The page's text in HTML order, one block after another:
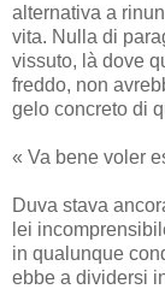
alternativa a
vita. Nulla di
vissuto, là dove
freddo, non
gelo concreto di
« Va bene voler
Duva stava
lei
in qualunque
ebbe a dividersi